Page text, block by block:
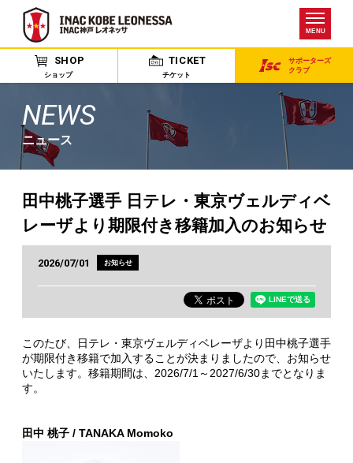
MENU
SHOP
ショップ
TICKET
チケット
サポーターズ
クラブ
NEWS
ニュース
田中桃子選手 日テレ・東京ヴェルディベ
レーザより期限付き移籍加入のお知らせ
2026/07/01 お知らせ
このたび、日テレ・東京ヴェルディベレーザより田中桃子選手
が期限付き移籍で加入することが決まりましたので、お知らせ
いたします。移籍期間は、2026/7/1～2027/6/30までとなりま
す。
田中 桃子 / TANAKA Momoko